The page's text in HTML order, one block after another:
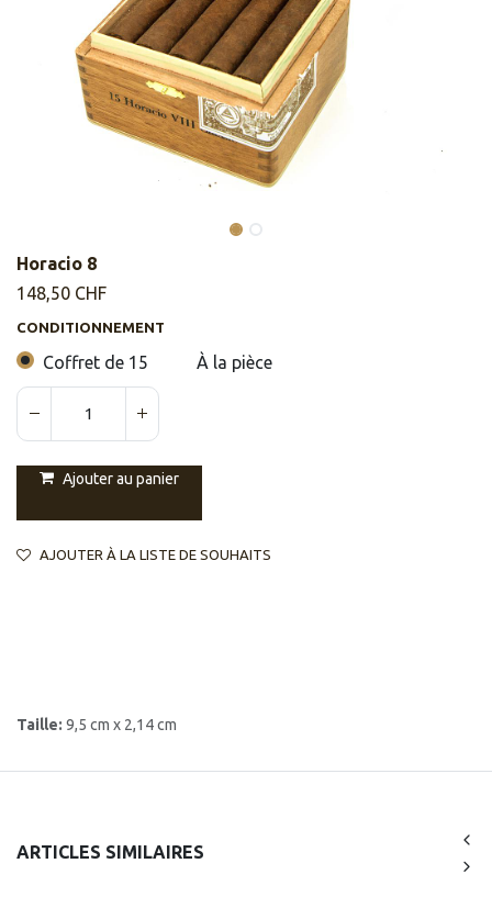
Horacio 8
148,50 CHF
CONDITIONNEMENT
Coffret de 15 À la pièce
Ajouter au panier
AJOUTER À LA LISTE DE SOUHAITS
Taille: 9,5 cm x 2,14 cm
ARTICLES SIMILAIRES